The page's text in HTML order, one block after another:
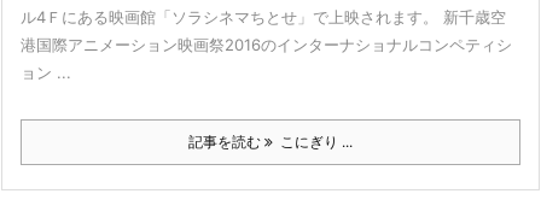
ル4Ｆにある映画館「ソラシネマちとせ」で上映されます。 新千歳空
港国際アニメーション映画祭2016のインターナショナルコンペティシ
ョン ...
記事を読む こにぎり ...